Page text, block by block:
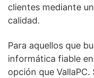
clientes mediante
calidad.
Para aquellos que
informática fiable
opción que